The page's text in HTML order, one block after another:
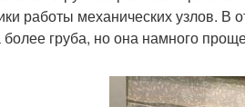
работы механических узлов. В
более груба, но она намного